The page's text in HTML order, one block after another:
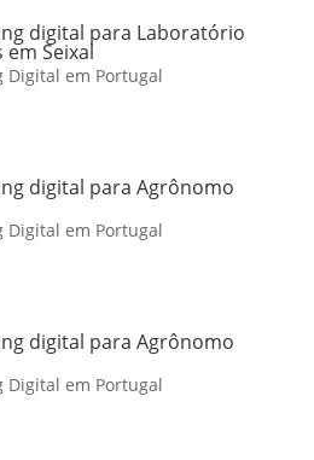
digital para Laboratório
em Seixal
Digital em Portugal
digital para Agrônomo
Digital em Portugal
digital para Agrônomo
Digital em Portugal